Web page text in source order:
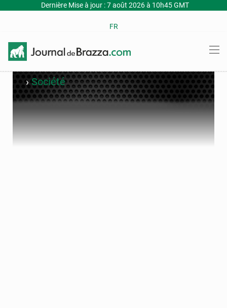
Dernière Mise à jour : 7 août 2026 à 10h45 GMT
FR
›Société